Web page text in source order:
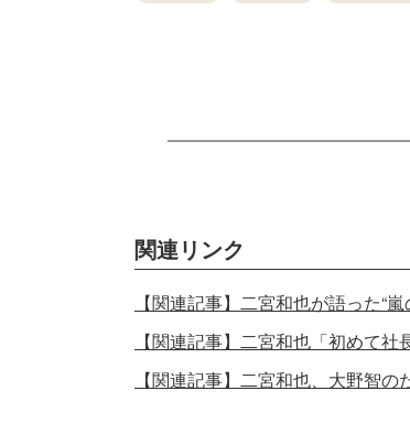
関連リンク
【関連記事】二宮和也が語った“
【関連記事】二宮和也「初めて
【関連記事】二宮和也、大野智